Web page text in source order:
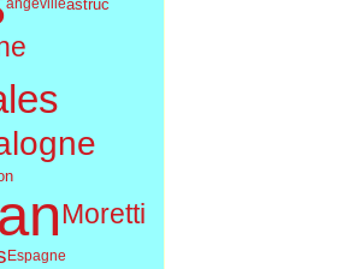
angevilleastruc
Moretti
Espagne